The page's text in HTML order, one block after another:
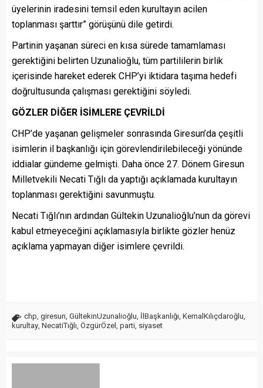
üyelerinin iradesini temsil eden kurultayın acilen
toplanması şarttır” görüşünü dile getirdi.
Partinin yaşanan süreci en kısa sürede tamamlaması
gerektiğini belirten Uzunalioğlu, tüm partililerin birlik
içerisinde hareket ederek CHP’yi iktidara taşıma hedefi
doğrultusunda çalışması gerektiğini söyledi.
GÖZLER DİĞER İSİMLERE ÇEVRİLDİ
CHP’de yaşanan gelişmeler sonrasında Giresun’da çeşitli
isimlerin il başkanlığı için görevlendirilebileceği yönünde
iddialar gündeme gelmişti. Daha önce 27. Dönem Giresun
Milletvekili Necati Tığlı da yaptığı açıklamada kurultayın
toplanması gerektiğini savunmuştu.
Necati Tığlı’nın ardından Gültekin Uzunalioğlu’nun da görevi
kabul etmeyeceğini açıklamasıyla birlikte gözler henüz
açıklama yapmayan diğer isimlere çevrildi.
chp giresun GültekinUzunalioğlu İlBaşkanlığı KemalKılıçdaroğlu
kurultay NecatiTığlı ÖzgürÖzel parti siyaset